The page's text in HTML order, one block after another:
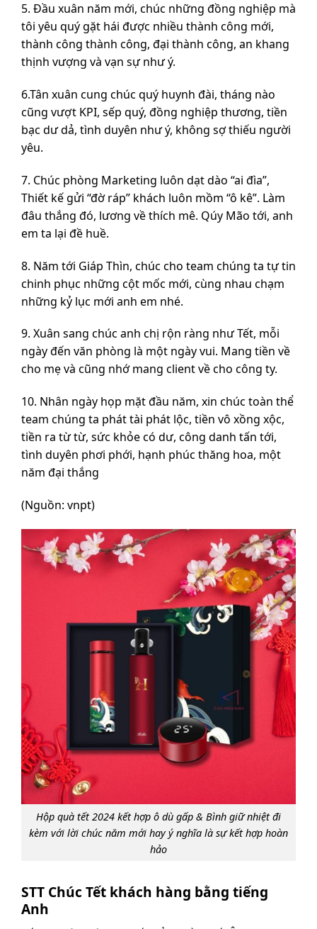
5. Đầu xuân năm mới, chúc những đồng nghiệp mà
tôi yêu quý gặt hái được nhiều thành công mới,
thành công thành công, đại thành công, an khang
thịnh vượng và vạn sự như ý.
6.Tân xuân cung chúc quý huynh đài, tháng nào
cũng vượt KPI, sếp quý, đồng nghiệp thương, tiền
bạc dư dả, tình duyên như ý, không sợ thiếu người
yêu.
7. Chúc phòng Marketing luôn dạt dào “ai đìa”,
Thiết kế gửi “đờ ráp” khách luôn mồm “ô kê”. Làm
đâu thắng đó, lương về thích mê. Qúy Mão tới, anh
em ta lại đề huề.
8. Năm tới Giáp Thìn, chúc cho team chúng ta tự tin
chinh phục những cột mốc mới, cùng nhau chạm
những kỷ lục mới anh em nhé.
9. Xuân sang chúc anh chị rộn ràng như Tết, mỗi
ngày đến văn phòng là một ngày vui. Mang tiền về
cho mẹ và cũng nhớ mang client về cho công ty.
10. Nhân ngày họp mặt đầu năm, xin chúc toàn thể
team chúng ta phát tài phát lộc, tiền vô xồng xộc,
tiền ra từ từ, sức khỏe có dư, công danh tấn tới,
tình duyên phơi phới, hạnh phúc thăng hoa, một
năm đại thắng
(Nguồn: vnpt)
Hộp quà tết 2024 kết hợp ô dù gấp & Bình giữ nhiệt đi
kèm với lời chúc năm mới hay ý nghĩa là sự kết hợp hoàn
hảo
STT Chúc Tết khách hàng bằng tiếng
Anh